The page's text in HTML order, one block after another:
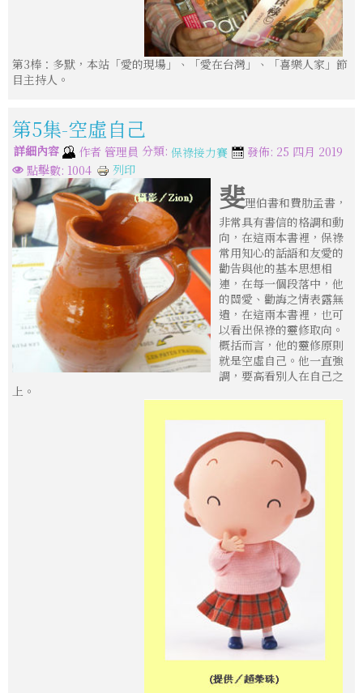
第3棒：多默，本站「愛的現場」、「愛在台灣」、「喜樂人家」節
目主持人。
第5集-空虛自己
詳細內容 作者 管理員 分類: 保祿接力賽
發佈: 25 四月 2019
點擊數: 1004
列印
斐理伯書和費肋孟書，
非常具有書信的格調和動
向，在這兩本書裡，保祿
常用知心的話語和友愛的
勸告與他的基本思想相
連，在每一個段落中，他
的關愛、勸誨之情表露無
遺，在這兩本書裡，也可
以看出保祿的靈修取向。
概括而言，他的靈修原則
就是空虛自己。他一直強
調，要高看別人在自己之
上。